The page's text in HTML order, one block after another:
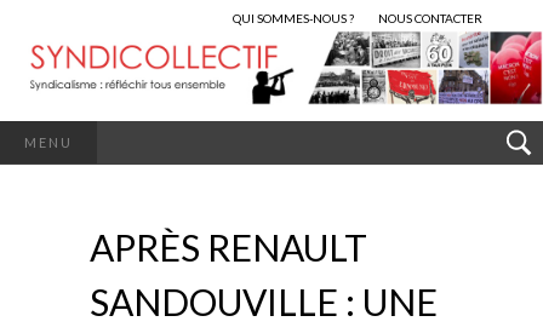
QUI SOMMES-NOUS ? NOUS CONTACTER
MENU
APRÈS RENAULT
SANDOUVILLE : UNE